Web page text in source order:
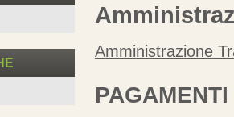
Amministrazione